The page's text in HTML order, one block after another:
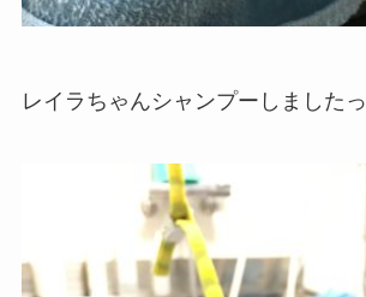
レイラちゃんシャンプーしましたっ